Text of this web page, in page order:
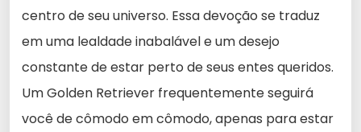
centro de seu universo. Essa devoção se traduz
em uma lealdade inabalável e um desejo
constante de estar perto de seus entes queridos.
Um Golden Retriever frequentemente seguirá
você de cômodo em cômodo, apenas para estar